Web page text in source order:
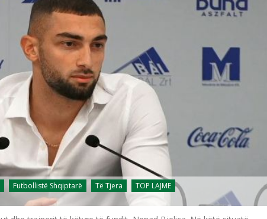
Futbollistë Shqiptarë Të Tjera TOP LAJME